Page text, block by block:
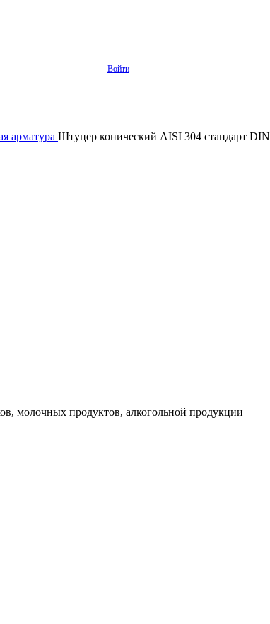
Войти
арматура Штуцер конический AISI 304 стандарт DIN
молочных продуктов, алкогольной продукции